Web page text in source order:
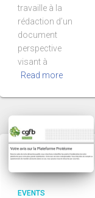
travaille à la
rédaction d’un
document
perspective
visant à
Read more
EVENTS